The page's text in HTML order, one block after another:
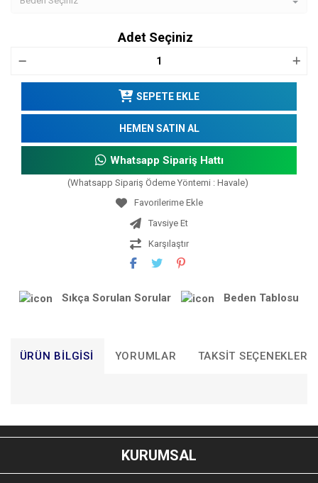
Adet Seçiniz
SEPETE EKLE
HEMEN SATIN AL
Whatsapp Sipariş Hattı
(Whatsapp Sipariş Ödeme Yöntemi : Havale)
Tavsiye Et
Karşılaştır
Sıkça Sorulan Sorular Beden Tablosu
ÜRÜN BILGISI YORUMLAR TAKSIT SEÇENEKLERI
Bu ürünün fiyat bilgisi, resim, ürün açıklamalarında ve diğer
konularda yetersiz gördüğünüz noktaları öneri formunu
kullanarak tarafımıza iletebilirsiniz.
KURUMSAL